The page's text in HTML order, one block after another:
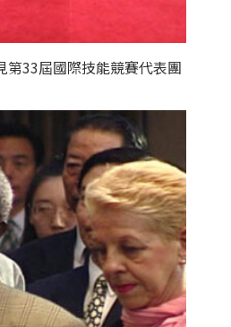
第33屆國際技能競賽代表團